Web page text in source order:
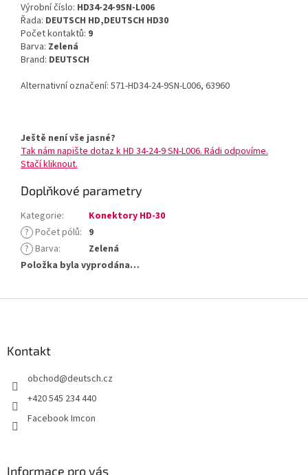
Výrobní číslo: HD34-24-9SN-L006
Řada: DEUTSCH HD,DEUTSCH HD30
Počet kontaktů: 9
Barva: Zelená
Brand: DEUTSCH
Alternativní označení: 571-HD34-24-9SN-L006, 63960
Ještě není vše jasné?
Tak nám napište dotaz k HD 34-24-9 SN-L006. Rádi odpovíme.
Stačí kliknout.
Doplňkové parametry
Kategorie:
Konektory HD-30
? Počet pólů: 9
? Barva:
Zelená
Položka byla vyprodána…
Kontakt
obchod@deutsch.cz
+420 545 234 440
Facebook Imcon
Informace pro vás